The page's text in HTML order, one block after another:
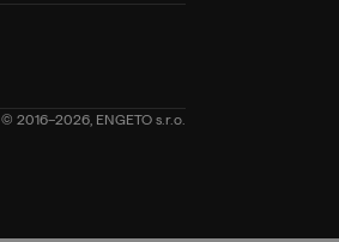
© 2016–2026, ENGETO s.r.o.